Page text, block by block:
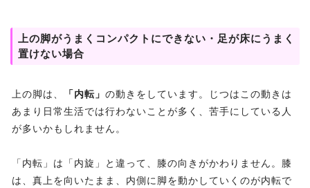
上の脚がうまくコンパクトにできない・足が床にうまく
置けない場合
上の脚は、 「内転」 の動きをしています。じつはこの動きは
あまり日常生活では行わないことが多く、苦手にしている人
が多いかもしれません。
「内転」は「内旋」と違って、膝の向きがかわりません。膝
は、真上を向いたまま、内側に脚を動かしていくのが内転で